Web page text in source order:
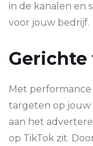
in de kanalen en
voor jouw bedrijf.
Met
targeten op jouw
aan het
op TikTok zit.